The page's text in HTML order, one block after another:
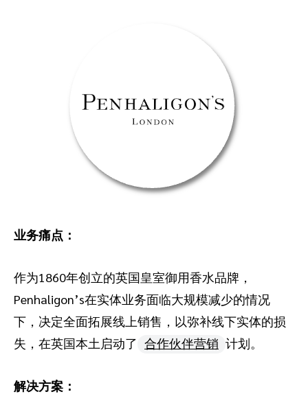
业务痛点：
作为1860年创立的英国皇室御用香水品牌，
Penhaligon’s在实体业务面临大规模减少的情况
下，决定全面拓展线上销售，以弥补线下实体的损
失，在英国本土启动了 合作伙伴营销 计划。
解决方案：